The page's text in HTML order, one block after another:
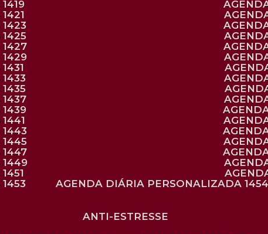
1427
1429
1437
1439
1443
1445
1447
1449
AGENDA DIÁRIA PERSONALIZADA 1454
ANTI-ESTRESSE